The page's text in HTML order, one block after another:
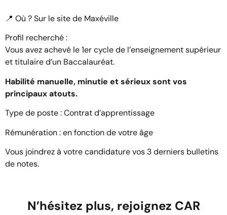
📍 Où ? Sur le site de Maxéville
Profil recherché :
Vous avez achevé le 1er cycle de l’enseignement supérieur
et titulaire d’un Baccalauréat.
Habilité manuelle, minutie et sérieux sont vos
principaux atouts.
Type de poste : Contrat d’apprentissage
Rémunération : en fonction de votre âge
Vous joindrez à votre candidature vos 3 derniers bulletins
de notes.
N’hésitez plus, rejoignez CAR